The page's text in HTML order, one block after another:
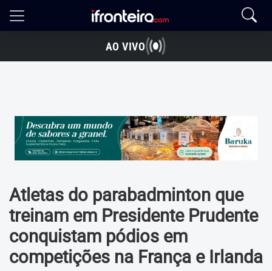
AO VIVO
Atletas do parabadminton que
treinam em Presidente Prudente
conquistam pódios em
competições na França e Irlanda